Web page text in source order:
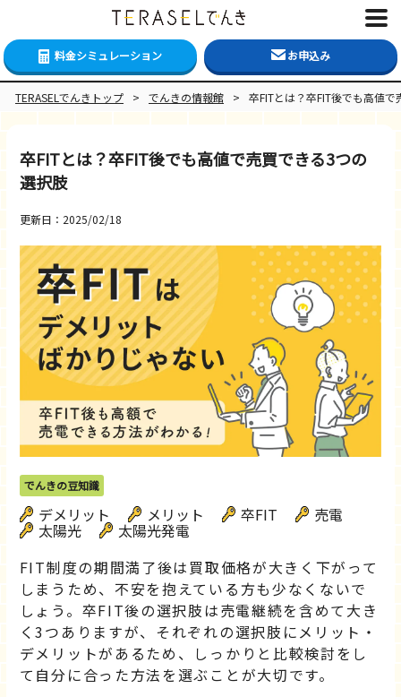
料金シミュレーション お申込み
TERASELでんきトップ > でんきの情報館 > 卒FITとは？卒FIT後でも高値
卒FITとは？卒FIT後でも高値で売買できる3つの
選択肢
更新日：2025/02/18
でんきの豆知識
デメリット メリット 卒FIT 売電
太陽光
太陽光発電
FIT制度の期間満了後は買取価格が大きく下がって
しまうため、不安を抱えている方も少なくないで
しょう。卒FIT後の選択肢は売電継続を含めて大き
く3つありますが、それぞれの選択肢にメリット・
デメリットがあるため、しっかりと比較検討をし
て自分に合った方法を選ぶことが大切です。